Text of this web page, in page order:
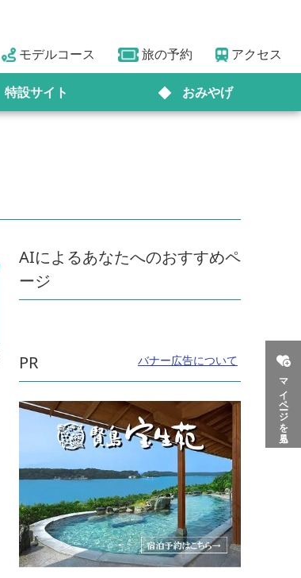
モデルコース 旅の予約 アクセス
特設サイト おみやげ
マイページを見る
AIによるあなたへのおすすめペ
ージ
PR バナー広告について